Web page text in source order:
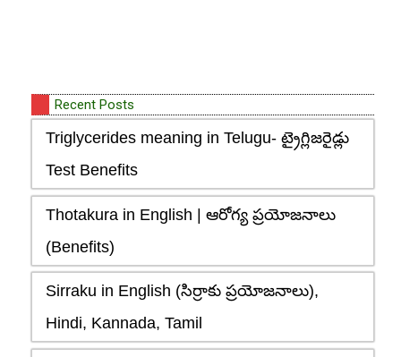
Recent Posts
Triglycerides meaning in Telugu- ట్రైగ్లిజరైడ్లు
Test Benefits
Thotakura in English | ఆరోగ్య ప్రయోజనాలు
(Benefits)
Sirraku in English (సిర్రాకు ప్రయోజనాలు),
Hindi, Kannada, Tamil